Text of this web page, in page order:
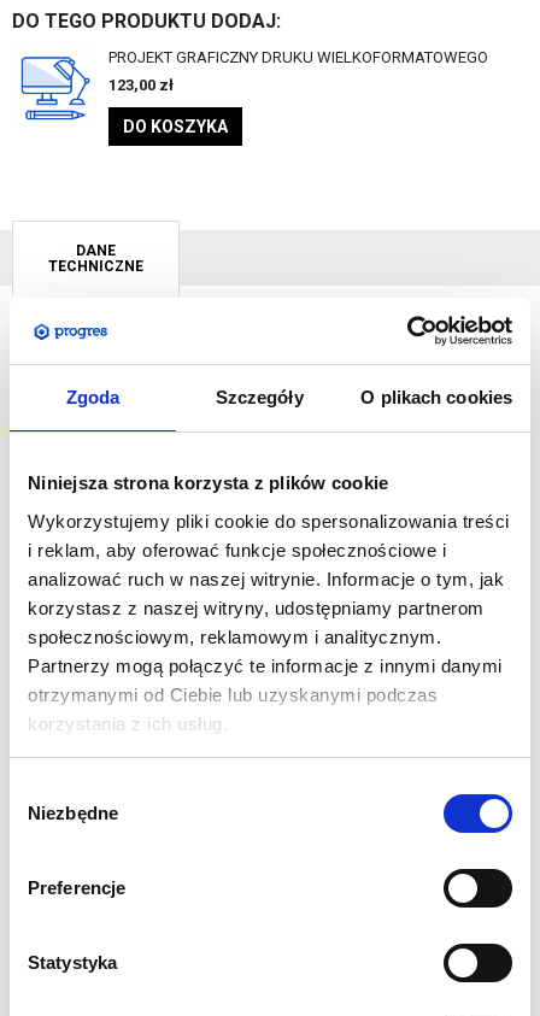
Zgoda Szczegóły O plikach cookies
Niniejsza strona korzysta z plików cookie
Wykorzystujemy pliki cookie do spersonalizowania treści
i reklam, aby oferować funkcje społecznościowe i
analizować ruch w naszej witrynie. Informacje o tym, jak
korzystasz z naszej witryny, udostępniamy partnerom
społecznościowym, reklamowym i analitycznym.
Partnerzy mogą połączyć te informacje z innymi danymi
otrzymanymi od Ciebie lub uzyskanymi podczas
korzystania z ich usług.
zgody
Niezbędne
Preferencje
Statystyka
DO TEGO PRODUKTU DODAJ:
PROJEKT GRAFICZNY DRUKU WIELKOFORMATOWEGO
123,00 zł
DO KOSZYKA
DANE
TECHNICZNE
Powlekany papier z gładką powierzchnią i niebieskim
rewersem, dzięki któremu posiada wysoką
nieprzezroczystość. Znajduje zastosowanie przy posterach,
Specyfikacja:
Wydruk z pliku przesłanego przez klienta
Gramatura 115g
Najwyższej jakości pełno kolorowy druk cyfrowy w
rozdzielczości 1440 dpi
Każdy rozpoczęty m2 traktujemy jako kolejny, tzn. 1,4 m
x 1,5 m = 2,1 m - kupujemy trzy sztuki
Przygotowanie projektu:
Grafikę należy przygotować zgodnie z zakupionym
czcionki zamienione na krzywe